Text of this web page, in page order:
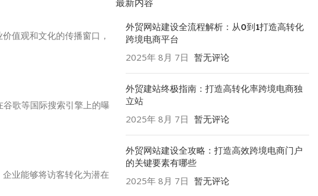
值观和文化的传播窗口，
歌等国际搜索引擎上的曝
业能够将访客转化为潜在
最新内容
外贸网站建设全流程解析：从0到1打造高转化
跨境电商平台
2025年 8月 7日 暂无评论
外贸建站终极指南：打造高转化率跨境电商独
立站
2025年 8月 7日 暂无评论
外贸网站建设全攻略：打造高效跨境电商门户
的关键要素有哪些
2025年 8月 7日 暂无评论